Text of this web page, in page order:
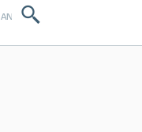
ANMELDEN